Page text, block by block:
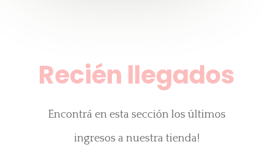
Recién llegados
Encontrá en esta sección los últimos
ingresos a nuestra tienda!